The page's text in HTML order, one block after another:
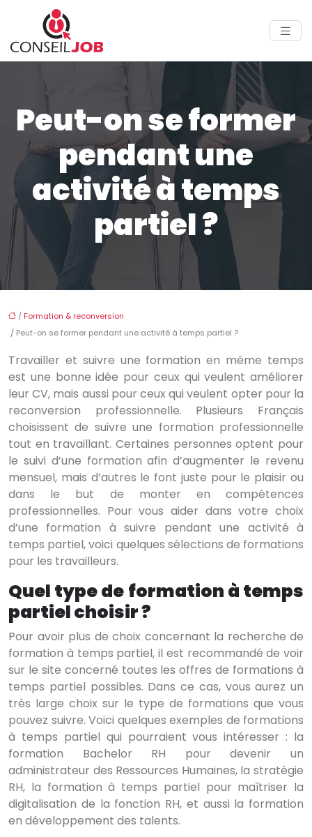
Peut-on se former
pendant une
activité à temps
partiel ?
/ Formation & reconversion
/ Peut-on se former pendant une activité à temps partiel ?
Travailler et suivre une formation en même temps
est une bonne idée pour ceux qui veulent améliorer
leur CV, mais aussi pour ceux qui veulent opter pour la
reconversion professionnelle. Plusieurs Français
choisissent de suivre une formation professionnelle
tout en travaillant. Certaines personnes optent pour
le suivi d’une formation afin d’augmenter le revenu
mensuel, mais d’autres le font juste pour le plaisir ou
dans le but de monter en compétences
professionnelles. Pour vous aider dans votre choix
d’une formation à suivre pendant une activité à
temps partiel, voici quelques sélections de formations
pour les travailleurs.
Quel type de formation à temps
partiel choisir ?
Pour avoir plus de choix concernant la recherche de
formation à temps partiel, il est recommandé de voir
sur le site concerné toutes les offres de formations à
temps partiel possibles. Dans ce cas, vous aurez un
très large choix sur le type de formations que vous
pouvez suivre. Voici quelques exemples de formations
à temps partiel qui pourraient vous intéresser : la
formation Bachelor RH pour devenir un
administrateur des Ressources Humaines, la stratégie
RH, la formation à temps partiel pour maîtriser la
digitalisation de la fonction RH, et aussi la formation
en développement des talents.